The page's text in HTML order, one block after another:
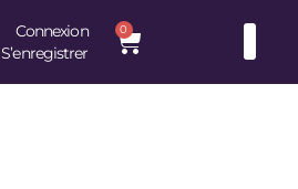
Connexion
S’enregistrer
0